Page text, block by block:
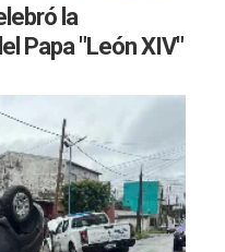
la
Papa "León XIV"